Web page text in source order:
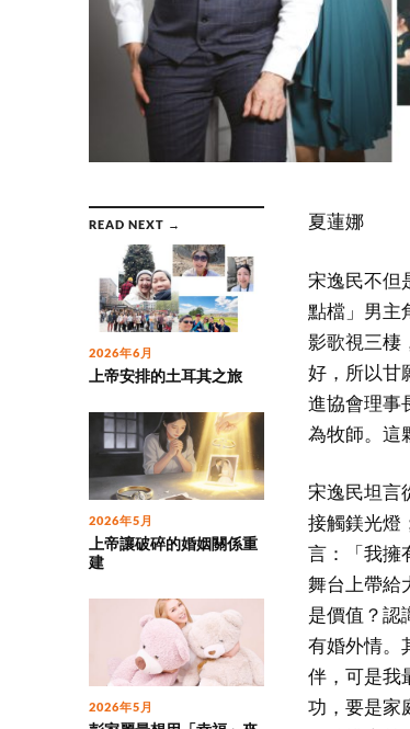
READ NEXT →
2026年6月
上帝安排的土耳其之旅
2026年5月
上帝讓破碎的婚姻關係重
建
2026年5月
夏蓮娜
宋逸民不但
點檔」男主
影歌視三棲
好，所以甘
進協會理事
為牧師。這
宋逸民坦言
接觸鎂光燈
言：「我擁
舞台上帶給
是價值？認
有婚外情。
伴，可是我
功，要是家